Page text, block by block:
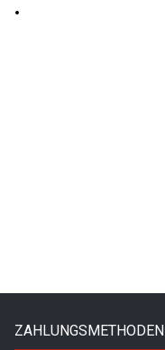
ZAHLUNGSMETHODEN